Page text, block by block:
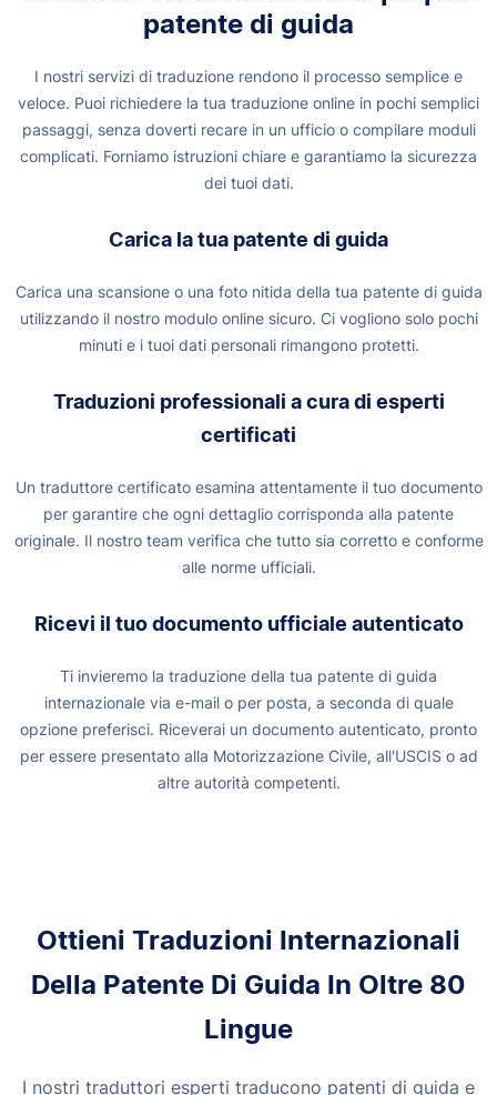
patente di guida
I nostri servizi di traduzione rendono il processo semplice e
veloce. Puoi richiedere la tua traduzione online in pochi semplici
passaggi, senza doverti recare in un ufficio o compilare moduli
complicati. Forniamo istruzioni chiare e garantiamo la sicurezza
dei tuoi dati.
Carica la tua patente di guida
Carica una scansione o una foto nitida della tua patente di guida
utilizzando il nostro modulo online sicuro. Ci vogliono solo pochi
minuti e i tuoi dati personali rimangono protetti.
Traduzioni professionali a cura di esperti
certificati
Un traduttore certificato esamina attentamente il tuo documento
per garantire che ogni dettaglio corrisponda alla patente
originale. Il nostro team verifica che tutto sia corretto e conforme
alle norme ufficiali.
Ricevi il tuo documento ufficiale autenticato
Ti invieremo la traduzione della tua patente di guida
internazionale via e-mail o per posta, a seconda di quale
opzione preferisci. Riceverai un documento autenticato, pronto
per essere presentato alla Motorizzazione Civile, all'USCIS o ad
altre autorità competenti.
Ottieni Traduzioni Internazionali
Della Patente Di Guida In Oltre 80
Lingue
I nostri traduttori esperti traducono patenti di guida e